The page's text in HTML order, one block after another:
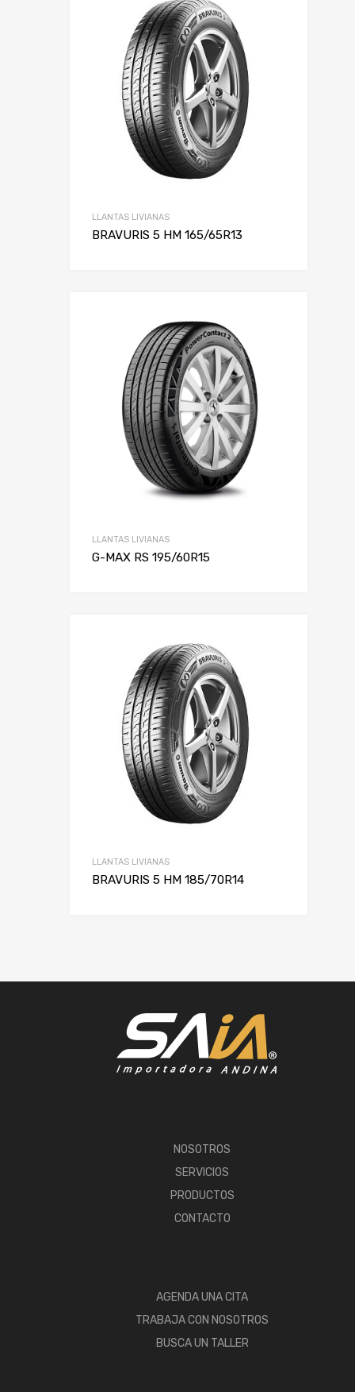
LLANTAS LIVIANAS
BRAVURIS 5 HM 165/65R13
LLANTAS LIVIANAS
G-MAX RS 195/60R15
LLANTAS LIVIANAS
BRAVURIS 5 HM 185/70R14
NOSOTROS
SERVICIOS
PRODUCTOS
CONTACTO
AGENDA UNA CITA
TRABAJA CON NOSOTROS
BUSCA UN TALLER